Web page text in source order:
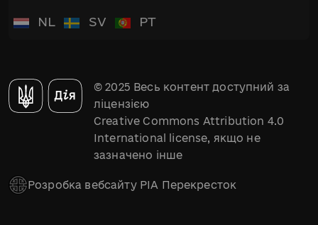
NL SV PT
© 2025 Весь контент доступний за
ліцензією
Creative Commons Attribution 4.0
International license, якщо не
зазначено інше
Розробка вебсайту РІА Перекресток